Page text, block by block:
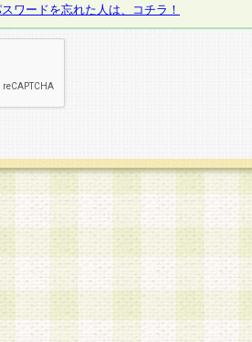
ワードを忘れた人は、コチラ！